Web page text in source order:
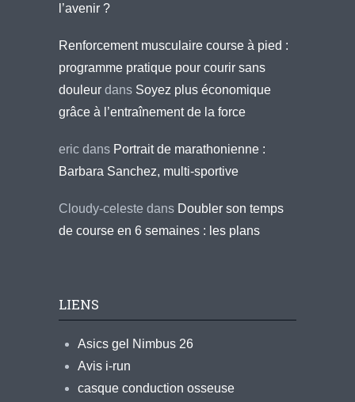
l’avenir ?
Renforcement musculaire course à pied :
programme pratique pour courir sans
douleur dans Soyez plus économique
grâce à l’entraînement de la force
eric dans Portrait de marathonienne :
Barbara Sanchez, multi-sportive
Cloudy-celeste dans Doubler son temps
de course en 6 semaines : les plans
LIENS
Asics gel Nimbus 26
Avis i-run
casque conduction osseuse